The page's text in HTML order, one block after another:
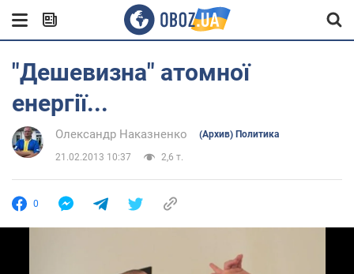
"Дешевизна" атомної
енергії...
Олександр Наказненко (Архив) Политика
21.02.2013 10:37 2,6 т.
0